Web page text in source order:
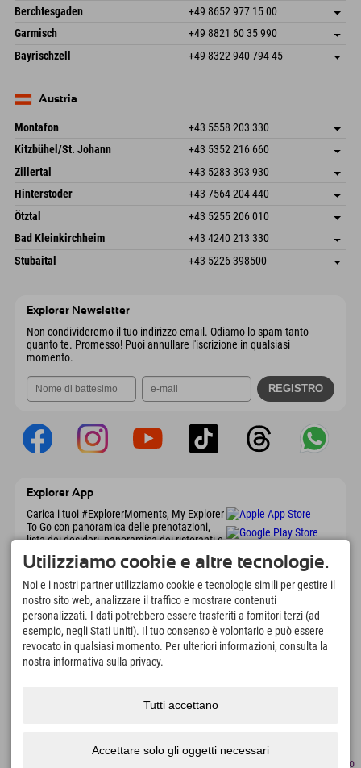
Germania
Prenotazione
An der Riese 45
87484 Nesselwang im Allgäu
Germania
Salva indirizzo
Prenotazione
Berchtesgaden +49 8652 977 15 00
Hofreitstr. 7
Germania
Salva indirizzo
Prenotazione
Garmisch +49 8821 60 35 990
Frickenstraße 22
82490 Farchant
Salva indirizzo
Bayrischzell +49 8322 940 794 45
Germania
Austria
Montafon +43 5558 203 330
Dorfstr. 127b
6793 Gaschurn/Montafon
Austria
Salva indirizzo
Prenotazione
Kitzbühel/St. Johann +43 5352 216 660
Speckbacherstraße 87
Austria
Salva indirizzo
Prenotazione
Zillertal +43 5283 393 930
Schmiedau 2
Austria
Salva indirizzo
Prenotazione
Hinterstoder +43 7564 204 440
Freizeitpark 10
Austria
Salva indirizzo
Prenotazione
Ötztal +43 5255 206 010
Gscheat 14
Austria
Salva indirizzo
Prenotazione
Bad Kleinkirchheim +43 4240 213 330
Dorfstraße 24
Salva indirizzo
Stubaital +43 5226 398500
Explorer Newsletter
Non condivideremo il tuo indirizzo email. Odiamo lo spam tanto
quanto te. Promesso! Puoi annullare l'iscrizione in qualsiasi
momento.
Explorer App
Carica i tuoi #ExplorerMoments, My Explorer
To Go con panoramica delle prenotazioni,
lista dei desideri, panoramica dei ristoranti e
molto altro. Scaricalo subito!
È tempo di momenti da esploratore
166
Laghi di montagna e piscine
avventura
4.634km
Piste per lo sci e lo
snowboard
8.991km
Italiano
Utilizziamo cookie e altre tecnologie.
Noi e i nostri partner utilizziamo cookie e tecnologie simili per gestire il
nostro sito web, analizzare il traffico e mostrare contenuti
personalizzati. I dati potrebbero essere trasferiti a fornitori terzi (ad
esempio, negli Stati Uniti). Il tuo consenso è volontario e può essere
revocato in qualsiasi momento. Per ulteriori informazioni, consulta la
nostra informativa sulla privacy.
Tutti accettano
Accettare solo gli oggetti necessari